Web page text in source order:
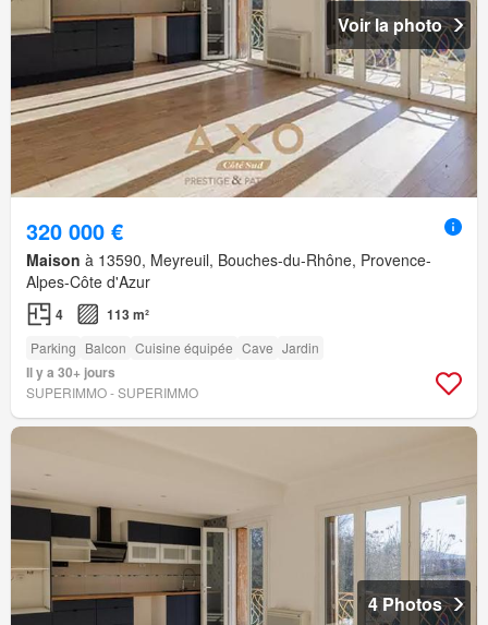
Voir la photo
320 000 €
Maison à 13590, Meyreuil, Bouches-du-Rhône, Provence-
Alpes-Côte d'Azur
4 113 m²
Parking Balcon Cuisine équipée Cave Jardin
Il y a 30+ jours
SUPERIMMO - SUPERIMMO
4 Photos